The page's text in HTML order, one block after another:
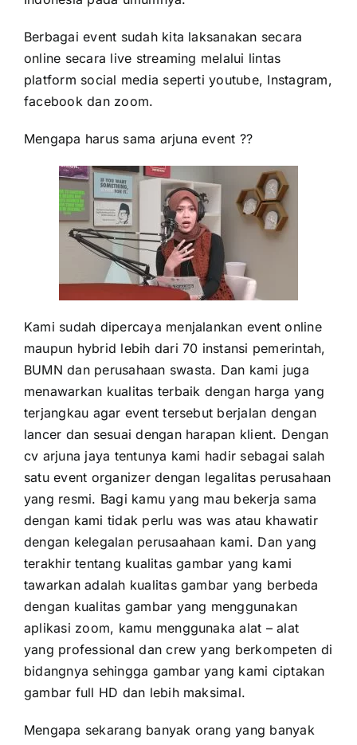
Berbagai event sudah kita laksanakan secara
online secara live streaming melalui lintas
platform social media seperti youtube, Instagram,
facebook dan zoom.
Mengapa harus sama arjuna event ??
Kami sudah dipercaya menjalankan event online
maupun hybrid lebih dari 70 instansi pemerintah,
BUMN dan perusahaan swasta. Dan kami juga
menawarkan kualitas terbaik dengan harga yang
terjangkau agar event tersebut berjalan dengan
lancer dan sesuai dengan harapan klient. Dengan
cv arjuna jaya tentunya kami hadir sebagai salah
satu event organizer dengan legalitas perusahaan
yang resmi. Bagi kamu yang mau bekerja sama
dengan kami tidak perlu was was atau khawatir
dengan kelegalan perusaahaan kami. Dan yang
terakhir tentang kualitas gambar yang kami
tawarkan adalah kualitas gambar yang berbeda
dengan kualitas gambar yang menggunakan
aplikasi zoom, kamu menggunaka alat – alat
yang professional dan crew yang berkompeten di
bidangnya sehingga gambar yang kami ciptakan
gambar full HD dan lebih maksimal.
Mengapa sekarang banyak orang yang banyak